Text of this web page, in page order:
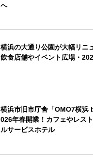
へ
横浜の大通り公園が大幅リニ
飲食店舗やイベント広場・
横浜市旧市庁舎「OMO7横浜
026年春開業！カフェやレス
ルサービスホテル